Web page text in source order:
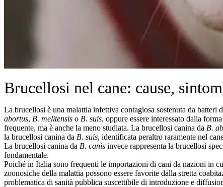
Brucellosi nel cane: cause,
La brucellosi è una malattia infettiva contagiosa sostenuta da batteri
abortus, B. melitensis o B. suis, oppure essere interessato dalla
frequente, ma è anche la meno studiata. La brucellosi canina da B.
la brucellosi canina da B. suis, identificata peraltro raramente nel
La brucellosi canina da B. canis invece rappresenta la brucellosi
fondamentale.
Poiché in Italia sono frequenti le importazioni di cani da nazioni in
zoonosiche della malattia possono essere favorite dalla stretta
problematica di sanità pubblica suscettibile di introduzione e